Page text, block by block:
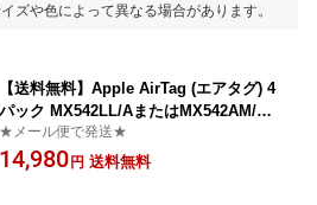
ズや色によって異なる場合があります。
【送料無料】Apple AirTag (エアタグ) 4
パック MX542LL/AまたはMX542AM/A
【新品】
★メール便で発送★
14,980 円 送料無料